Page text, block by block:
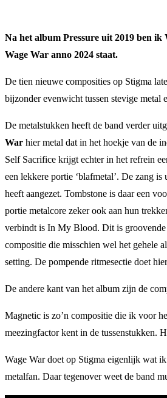
Na het album Pressure uit 2019 ben
Wage War anno 2024 staat.
De tien nieuwe composities op Stigma
bijzonder evenwicht tussen stevige
De metalstukken heeft de band verder
War hier metal dat in het hoekje van de
Self Sacrifice krijgt echter in het refrein
een lekkere portie ‘blafmetal’. De zang
heeft aangezet. Tombstone is daar een
portie metalcore zeker ook aan hun
verbindt is In My Blood. Dit is groovende
compositie die misschien wel het gehele
setting. De pompende ritmesectie doet
De andere kant van het album zijn de
Magnetic is zo’n compositie die ik voor
meezingfactor kent in de tussenstukken.
Wage War doet op Stigma eigenlijk wat
metalfan. Daar tegenover weet de band